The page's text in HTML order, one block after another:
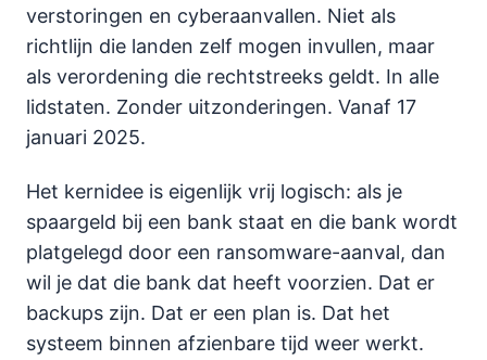
verstoringen en cyberaanvallen. Niet als
richtlijn die landen zelf mogen invullen, maar
als verordening die rechtstreeks geldt. In alle
lidstaten. Zonder uitzonderingen. Vanaf 17
januari 2025.
Het kernidee is eigenlijk vrij logisch: als je
spaargeld bij een bank staat en die bank wordt
platgelegd door een ransomware-aanval, dan
wil je dat die bank dat heeft voorzien. Dat er
backups zijn. Dat er een plan is. Dat het
systeem binnen afzienbare tijd weer werkt.